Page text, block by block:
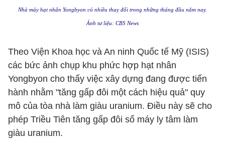
Nhà máy hạt nhân Yongbyon có nhiều thay đổi trong những tháng đầu năm nay.
Ảnh tư liệu: CBS News
Theo Viện Khoa học và An ninh Quốc tế Mỹ (ISIS)
các bức ảnh chụp khu phức hợp hạt nhân
Yongbyon cho thấy việc xây dựng đang được tiến
hành nhằm "tăng gấp đôi một cách hiệu quả" quy
mô của tòa nhà làm giàu uranium. Điều này sẽ cho
phép Triều Tiên tăng gấp đôi số máy ly tâm làm
giàu uranium.